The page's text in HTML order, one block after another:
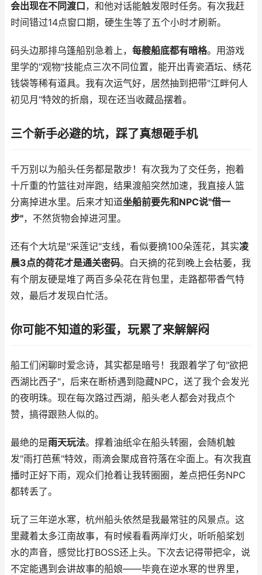
会出现在不同渡口，和他对话能触发限时任务。有次我赶
时间错过14点窗口期，硬生生等了五个小时才刷新。
码头边那排乌篷船别急着上， 每艘船底都有暗格。用游戏
里学的"观物"技能点三次不同位置，能开出青瓷酒坛、绣花
钱袋等稀有道具。我有次运气好，居然抽到把带"江畔何人
初见月"特效的折扇，现在还当收藏品摆着。
三个新手必避的坑，踩了真想砸手机
千万别以为船头任务都是散步！有次我为了交任务，抱着
十斤重的竹篮往对岸跑，结果渡船突然加速，我直接人篮
分离掉进水里。后来才知道坐船前要先和NPC说"借一
步"，不然货物会掉进河里。
还有个大坑是"采莲记"支线，看似要摘100朵莲花，其实凌
晨3点的荷花才是通关密码。白天摘的花到晚上会枯萎，我
有个朋友硬是堆了两百多朵花在背包里，走路都带香气特
效，最后才发现白忙活。
你可能不知道的彩蛋，玩累了来解解闷
船工们闲聊时爱念诗，其实都是暗号！我跟着学了句"欲把
西湖比西子"，后来在断桥遇到隐藏NPC，送了我个会发光
的夜明珠。现在每次路过西湖，船头老人都会对我点个
赞，搞得跟熟人似的。
最绝的是雨天玩法。撑着油纸伞在船头转圈，会随机触
发"雨打芭蕉"特效，雨滴会聚成音符落在伞面上。有次我直
播时正好下雨，观众们抢着让我转圈圈，差点把任务NPC
都转丢了。
玩了三年逆水寒，杭州船头依然是我最常驻的风景点。这
里藏着太多江南故事，有时候看看两岸灯火，听听船桨划
水的声音，感觉比打BOSS还上头。下次去记得带把伞，说
不定能遇到会讲故事的船娘——毕竟在逆水寒的世界里，